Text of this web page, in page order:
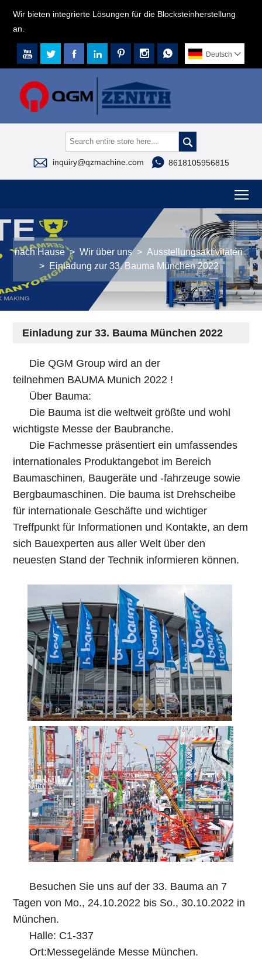
Wir bieten integrierte Lösungen für die Blocksteinherstellung
an.
       Deutsch 

 inquiry@qzmachine.com  8618105956815
nach Hause > Wir über uns > Ausstellungsaktivitäten
>
Einladung zur 33. Bauma München 2022
Einladung zur 33. Bauma München 2022
Die QGM Group wird an der
teilnehmen BAUMA Munich 2022 !
Über Bauma:
Die Bauma ist die weltweit größte und wohl
wichtigste Messe der Baubranche.
Die Fachmesse präsentiert ein umfassendes
internationales Produktangebot im Bereich
Baumaschinen, Baugeräte und -fahrzeuge sowie
Bergbaumaschinen. Die bauma ist Drehscheibe
für internationale Geschäfte und wichtiger
Treffpunkt für Informationen und Kontakte, an dem
sich Bauexperten aus aller Welt über den
neuesten Stand der Technik informieren können.
Besuchen Sie uns auf der 33. Bauma an 7
Tagen von Mo., 24.10.2022 bis So., 30.10.2022 in
München.
Halle: C1-337
Ort:Messegelände Messe München.